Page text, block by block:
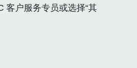
客户服务专员或选择“其